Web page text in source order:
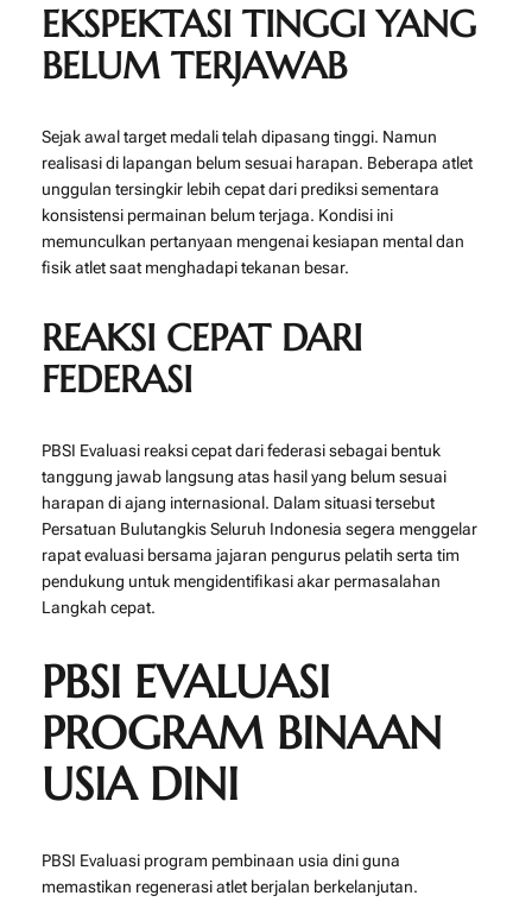
EKSPEKTASI TINGGI YANG
BELUM TERJAWAB
Sejak awal target medali telah dipasang tinggi. Namun
realisasi di lapangan belum sesuai harapan. Beberapa atlet
unggulan tersingkir lebih cepat dari prediksi sementara
konsistensi permainan belum terjaga. Kondisi ini
memunculkan pertanyaan mengenai kesiapan mental dan
fisik atlet saat menghadapi tekanan besar.
REAKSI CEPAT DARI
FEDERASI
PBSI Evaluasi reaksi cepat dari federasi sebagai bentuk
tanggung jawab langsung atas hasil yang belum sesuai
harapan di ajang internasional. Dalam situasi tersebut
Persatuan Bulutangkis Seluruh Indonesia segera menggelar
rapat evaluasi bersama jajaran pengurus pelatih serta tim
pendukung untuk mengidentifikasi akar permasalahan
Langkah cepat.
PBSI EVALUASI
PROGRAM BINAAN
USIA DINI
PBSI Evaluasi program pembinaan usia dini guna
memastikan regenerasi atlet berjalan berkelanjutan.